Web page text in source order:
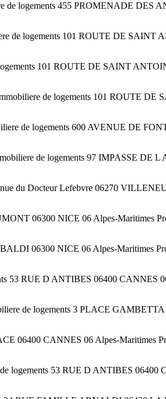
de logements 455 PROMENADE DES
de logements 101 ROUTE DE SAINT
101 ROUTE DE SAINT
de logements 101 ROUTE
de logements 600 AVENUE DE
de logements 97 IMPASSE DE
du Docteur Lefebvre 06270
06300 NICE 06 Alpes-Maritimes
06300 NICE 06 Alpes-Maritimes
53 RUE D ANTIBES 06400 CANNES
de logements 3 PLACE
06400 CANNES 06 Alpes-Maritimes
logements 53 RUE D ANTIBES 06400